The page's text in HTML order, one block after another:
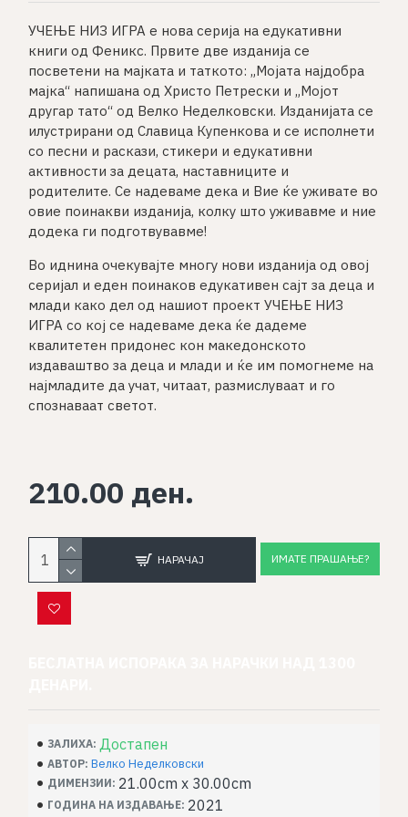
УЧЕЊЕ НИЗ ИГРА е нова серија на едукативни
книги од Феникс. Првите две изданија се
посветени на мајката и таткото: „Мојата најдобра
мајка“ напишана од Христо Петрески и „Мојот
другар тато“ од Велко Неделковски. Изданијата се
илустрирани од Славица Купенкова и се исполнети
со песни и раскази, стикери и едукативни
активности за децата, наставниците и
родителите. Се надеваме дека и Вие ќе уживате во
овие поинакви изданија, колку што уживавме и ние
додека ги подготвувавме!
Во иднина очекувајте многу нови изданија од овој
серијал и еден поинаков едукативен сајт за деца и
млади како дел од нашиот проект УЧЕЊЕ НИЗ
ИГРА со кој се надеваме дека ќе дадеме
квалитетен придонес кон македонското
издаваштво за деца и млади и ќе им помогнеме на
најмладите да учат, читаат, размислуваат и го
спознаваат светот.
ЗАЛИХА: Достапен
АВТОР: Велко Неделковски
ДИМЕНЗИИ: 21.00cm x 30.00cm
ГОДИНА НА ИЗДАВАЊЕ: 2021
210.00 ден.
НАРАЧАЈ ИМАТЕ ПРАШАЊЕ?